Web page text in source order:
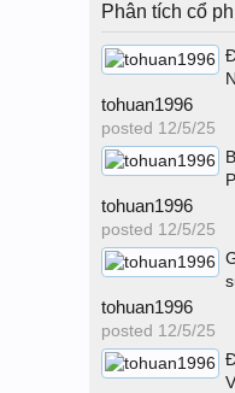
Phân tích cổ
tohuan1996
posted 12/5/25
tohuan1996
posted 12/5/25
tohuan1996
posted 12/5/25